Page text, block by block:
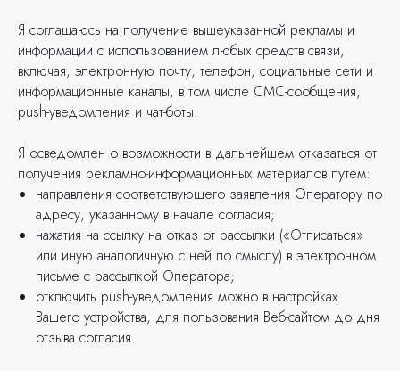
Я соглашаюсь на получение вышеуказанной рекламы и
информации с использованием любых средств связи,
включая, электронную почту, телефон, социальные сети и
информационные каналы, в том числе СМС-сообщения,
push-уведомления и чат-боты.
Я осведомлен о возможности в дальнейшем отказаться от
получения рекламно-информационных материалов путем:
направления соответствующего заявления Оператору по
адресу, указанному в начале согласия;
нажатия на ссылку на отказ от рассылки («Отписаться»
или иную аналогичную с ней по смыслу) в электронном
письме с рассылкой Оператора;
отключить push-уведомления можно в настройках
Вашего устройства, для пользования Веб-сайтом до дня
отзыва согласия.